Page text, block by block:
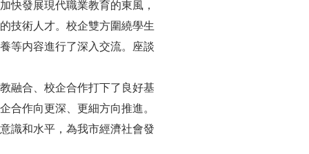
快發展現代職業教育的東風，
技術人才。校企雙方圍繞學生
等内容進行了深入交流。座談
合、校企合作打下了良好基
合作向更深、更細方向推進。
識和水平，為我市經濟社會發